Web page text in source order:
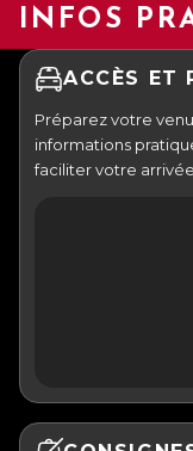
INFOS
ACCÈS ET
Préparez votre
informations
faciliter votre arrivée.